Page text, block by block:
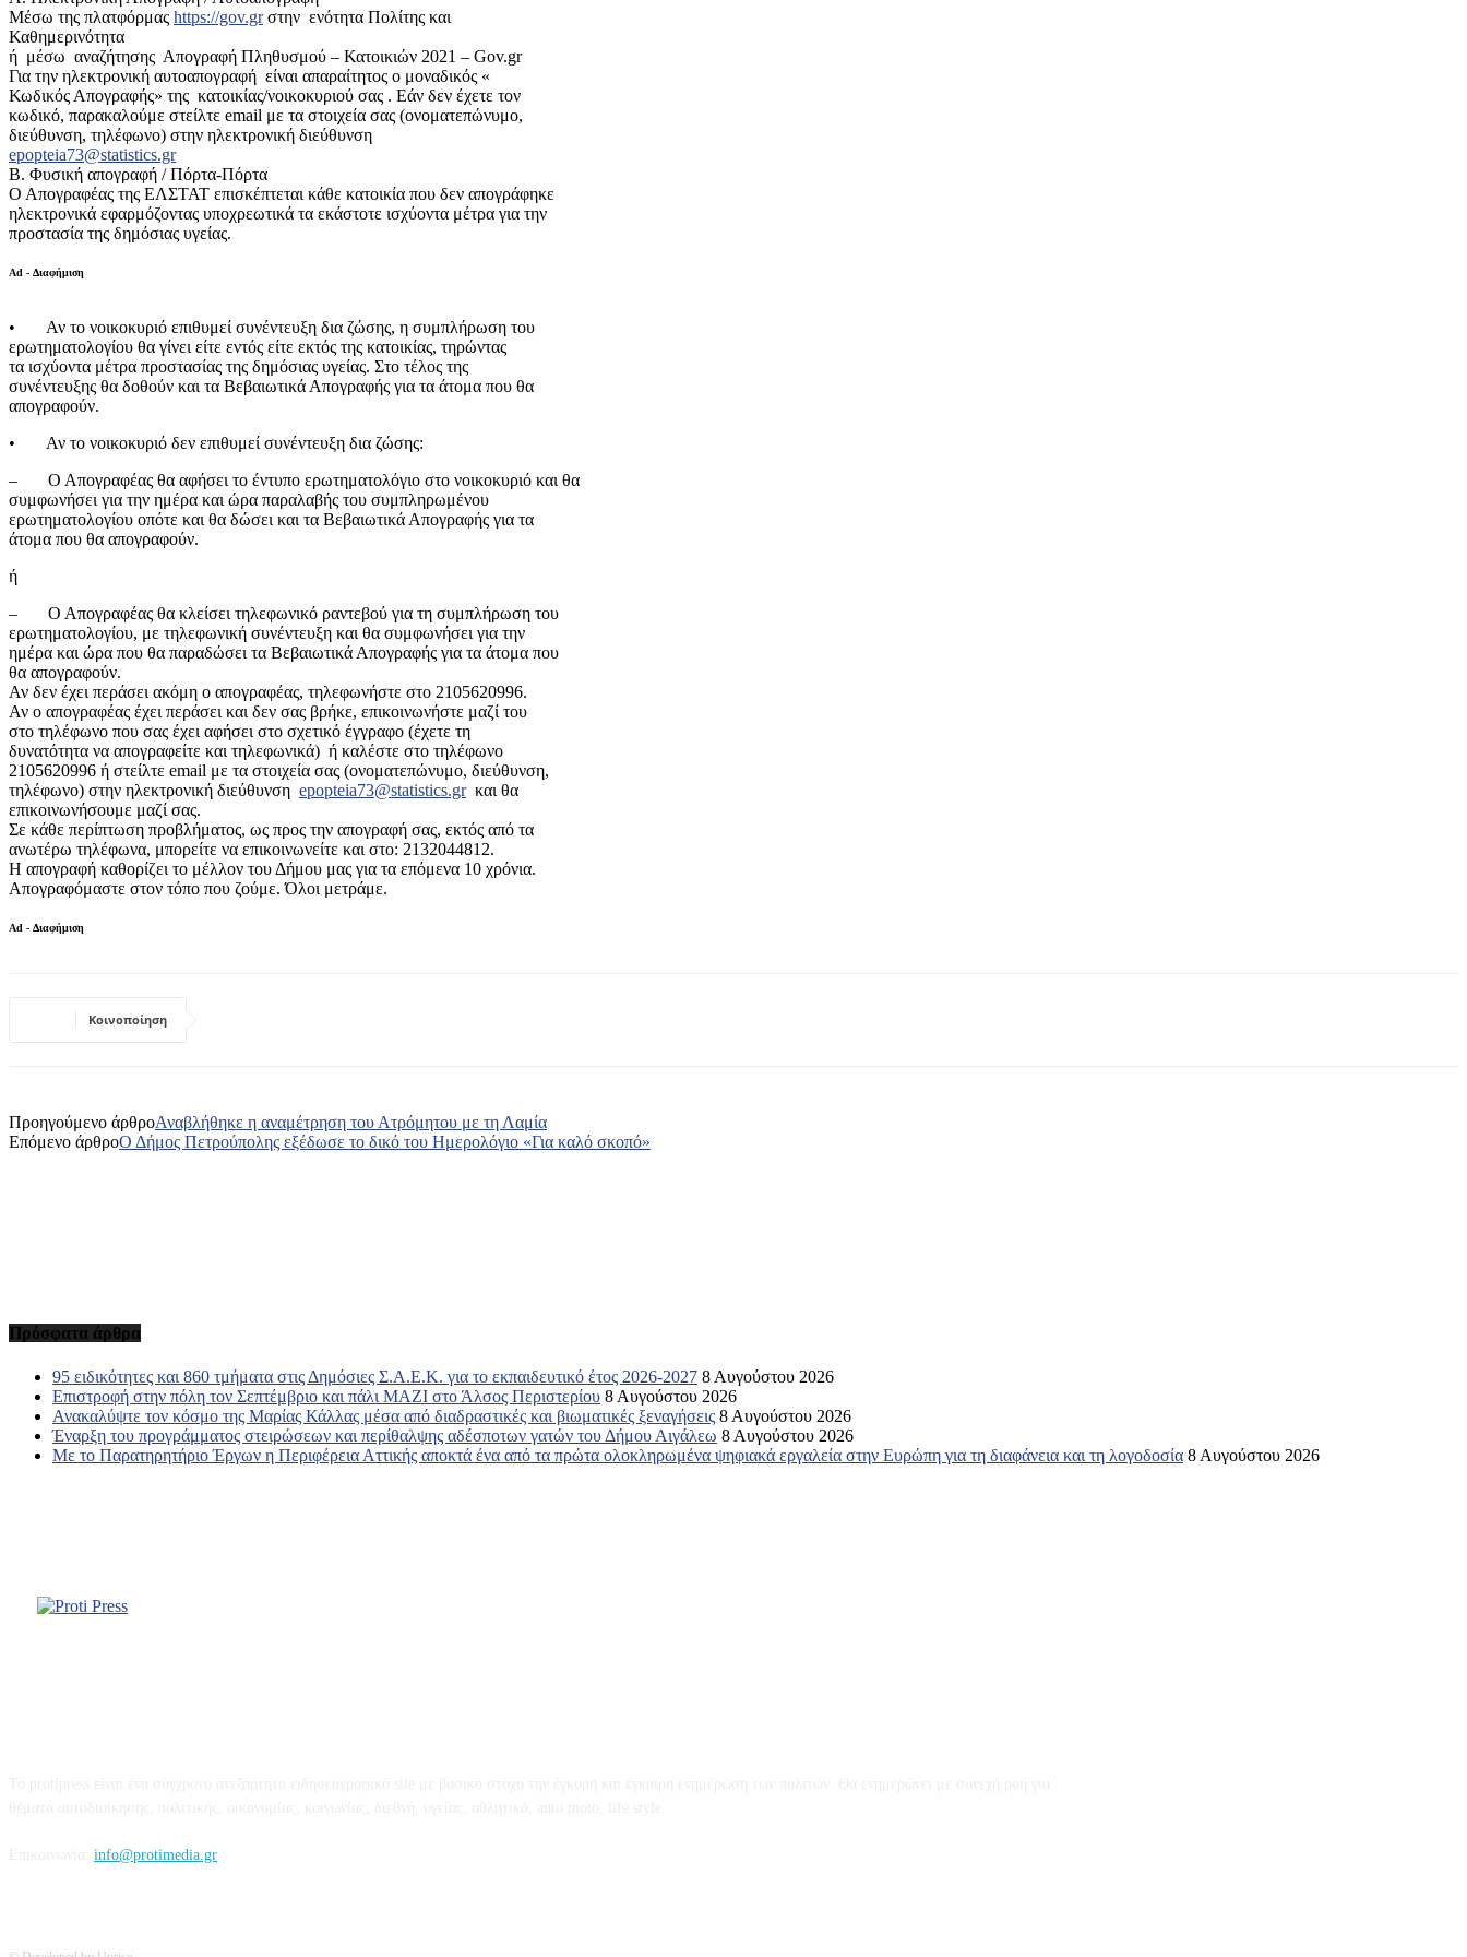
Μέσω της πλατφόρμας https://gov.grστην ενότητα Πολίτης και
Καθημερινότητα
ή μέσω αναζήτησης Απογραφή Πληθυσμού – Κατοικιών 2021 – Gov.gr
Για την ηλεκτρονική αυτοαπογραφή είναι απαραίτητος ο μοναδικός «
Κωδικός Απογραφής» της κατοικίας/νοικοκυριού σας . Εάν δεν έχετε τον
κωδικό, παρακαλούμε στείλτε email με τα στοιχεία σας (ονοματεπώνυμο,
διεύθυνση, τηλέφωνο) στην ηλεκτρονική διεύθυνση
epopteia73@statistics.gr
B. Φυσική απογραφή / Πόρτα-Πόρτα
Ο Απογραφέας της ΕΛΣΤΑΤ επισκέπτεται κάθε κατοικία που δεν απογράφηκε
ηλεκτρονικά εφαρμόζοντας υποχρεωτικά τα εκάστοτε ισχύοντα μέτρα για την
προστασία της δημόσιας υγείας.
Ad - Διαφήμιση
• Αν το νοικοκυριό επιθυμεί συνέντευξη δια ζώσης, η συμπλήρωση του
ερωτηματολογίου θα γίνει είτε εντός είτε εκτός της κατοικίας, τηρώντας
τα ισχύοντα μέτρα προστασίας της δημόσιας υγείας. Στο τέλος της
συνέντευξης θα δοθούν και τα Βεβαιωτικά Απογραφής για τα άτομα που θα
απογραφούν.
• Αν το νοικοκυριό δεν επιθυμεί συνέντευξη δια ζώσης:
– Ο Απογραφέας θα αφήσει το έντυπο ερωτηματολόγιο στο νοικοκυριό και θα
συμφωνήσει για την ημέρα και ώρα παραλαβής του συμπληρωμένου
ερωτηματολογίου οπότε και θα δώσει και τα Βεβαιωτικά Απογραφής για τα
άτομα που θα απογραφούν.
ή
– Ο Απογραφέας θα κλείσει τηλεφωνικό ραντεβού για τη συμπλήρωση του
ερωτηματολογίου, με τηλεφωνική συνέντευξη και θα συμφωνήσει για την
ημέρα και ώρα που θα παραδώσει τα Βεβαιωτικά Απογραφής για τα άτομα που
θα απογραφούν.
Αν δεν έχει περάσει ακόμη ο απογραφέας, τηλεφωνήστε στo 2105620996.
Αν ο απογραφέας έχει περάσει και δεν σας βρήκε, επικοινωνήστε μαζί του
στο τηλέφωνο που σας έχει αφήσει στο σχετικό έγγραφο (έχετε τη
δυνατότητα να απογραφείτε και τηλεφωνικά) ή καλέστε στo τηλέφωνo
2105620996 ή στείλτε email με τα στοιχεία σας (ονοματεπώνυμο, διεύθυνση,
τηλέφωνο) στην ηλεκτρονική διεύθυνση epopteia73@statistics.grκαι θα
επικοινωνήσουμε μαζί σας.
Σε κάθε περίπτωση προβλήματος, ως προς την απογραφή σας, εκτός από τα
ανωτέρω τηλέφωνα, μπορείτε να επικοινωνείτε και στο: 2132044812.
Η απογραφή καθορίζει το μέλλον του Δήμου μας για τα επόμενα 10 χρόνια.
Απογραφόμαστε στον τόπο που ζούμε. Όλοι μετράμε.
Ad - Διαφήμιση
Κοινοποίηση
Προηγούμενο άρθροΑναβλήθηκε η αναμέτρηση του Ατρόμητου με τη Λαμία
Επόμενο άρθροΟ Δήμος Πετρούπολης εξέδωσε το δικό του Ημερολόγιο «Για καλό σκοπό»
Πρόσφατα άρθρα
95 ειδικότητες και 860 τμήματα στις Δημόσιες Σ.Α.Ε.Κ. για το εκπαιδευτικό έτος 2026-2027 8 Αυγούστου 2026
Επιστροφή στην πόλη τον Σεπτέμβριο και πάλι ΜΑΖΙ στο Άλσος Περιστερίου 8 Αυγούστου 2026
Ανακαλύψτε τον κόσμο της Μαρίας Κάλλας μέσα από διαδραστικές και βιωματικές ξεναγήσεις 8 Αυγούστου 2026
Έναρξη του προγράμματος στειρώσεων και περίθαλψης αδέσποτων γατών του Δήμου Αιγάλεω 8 Αυγούστου 2026
Με το Παρατηρητήριο Έργων η Περιφέρεια Αττικής αποκτά ένα από τα πρώτα ολοκληρωμένα ψηφιακά εργαλεία στην Ευρώπη για τη διαφάνεια και τη λογοδοσία 8 Αυγούστου 2026
info@protimedia.gr